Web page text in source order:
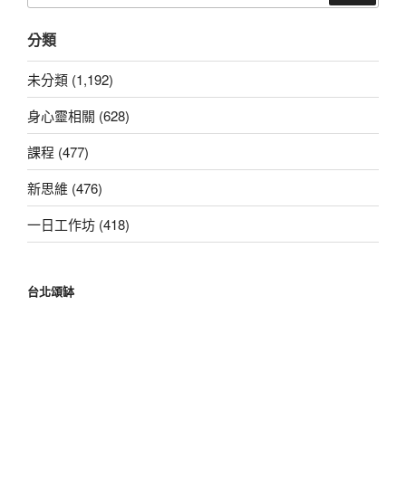
鍵
字:
分類
未分類 (1,192)
身心靈相關 (628)
課程 (477)
新思維 (476)
一日工作坊 (418)
台北頌缽